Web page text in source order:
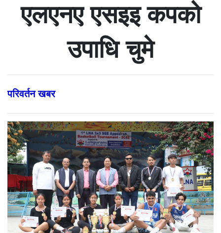
एलएनए एसइइ कपको
उपाधि चुमे
परिवर्तन खबर